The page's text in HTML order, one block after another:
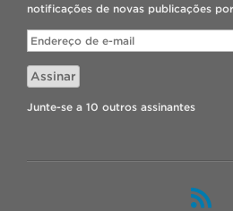
notificações de novas publicações
Endereço
de
e-
mail
Assinar
Junte-se a 10 outros assinantes